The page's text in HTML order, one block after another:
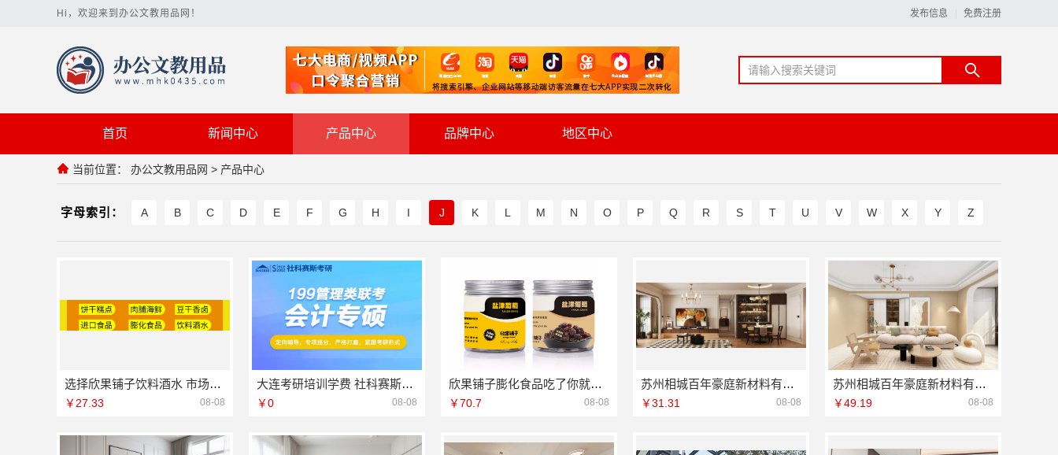
Hi，欢迎来到办公文教用品网！ 发布信息 免费注册
首页 新闻中心 产品中心 品牌中心 地区中心
当前位置： 办公文教用品网 > 产品中心
字母索引： A B C D E F G H I J K L M N O P Q R S T U V W X Y Z
选择欣果铺子饮料酒水 市场大上手快
￥27.33 08-08
大连考研培训学费 社科赛斯考研专业辅导机构
￥0 08-08
欣果铺子膨化食品吃了你就会喜欢上的
￥70.7 08-08
苏州相城百年豪庭新材料有限公司靠谱家装就近服务
￥31.31 08-08
苏州相城百年豪庭新材料有限公司一站式家装设计多少钱拎包入住
￥49.19 08-08